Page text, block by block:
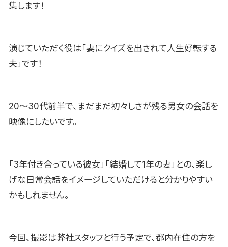
集します！
演じていただく役は「妻にクイズを出されて人生好転する
夫」です！
20〜30代前半で、まだまだ初々しさが残る男女の会話を
映像にしたいです。
「3年付き合っている彼女」「結婚して1年の妻」との、楽し
げな日常会話をイメージしていただけると分かりやすい
かもしれません。
今回、撮影は弊社スタッフと行う予定で、都内在住の方を